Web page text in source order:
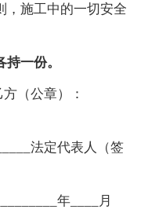
，施工中的一切安全
一份。
（公章）：
法定代表人（签
年____月